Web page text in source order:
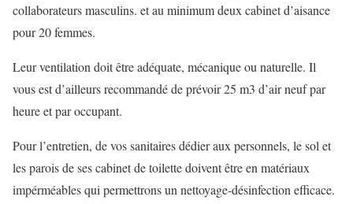
collaborateurs masculins. et au minimum deux cabinet d’aisance
pour 20 femmes.
Leur ventilation doit être adéquate, mécanique ou naturelle. Il
vous est d’ailleurs recommandé de prévoir 25 m3 d’air neuf par
heure et par occupant.
Pour l’entretien, de vos sanitaires dédier aux personnels, le sol et
les parois de ses cabinet de toilette doivent être en matériaux
impérméables qui permettrons un nettoyage-désinfection efficace.